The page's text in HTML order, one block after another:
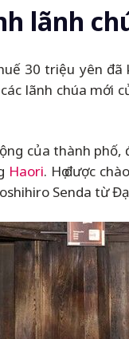
lãnh
30 triệu yên
lãnh chúa mới
của thành
Haori. Họ được
Senda từ